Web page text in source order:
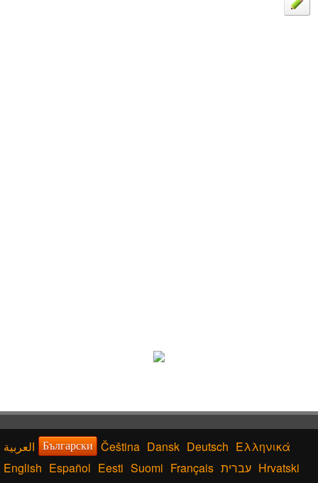
Български Čeština Dansk Deutsch Ελληνικά
English Español Eesti Suomi Français עברית Hrvatski